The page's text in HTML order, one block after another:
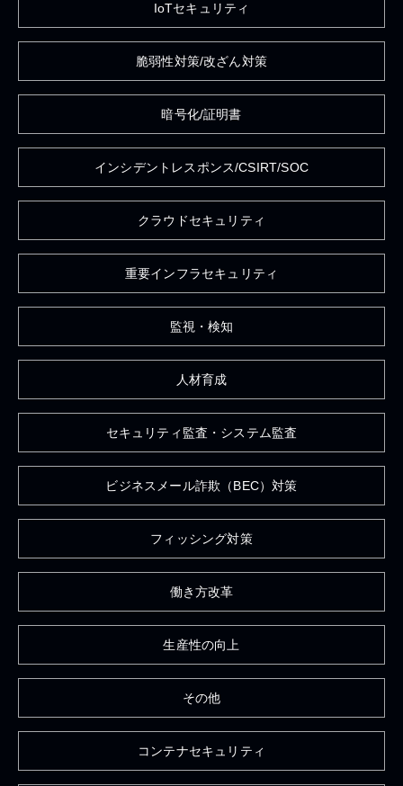
IoTセキュリティ
脆弱性対策/改ざん対策
暗号化/証明書
インシデントレスポンス/CSIRT/SOC
クラウドセキュリティ
重要インフラセキュリティ
監視・検知
人材育成
セキュリティ監査・システム監査
ビジネスメール詐欺（BEC）対策
フィッシング対策
働き方改革
生産性の向上
その他
コンテナセキュリティ